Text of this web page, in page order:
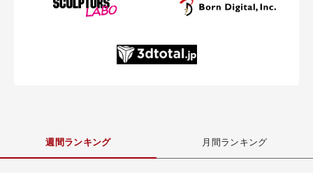
週間ランキング 月間ランキング